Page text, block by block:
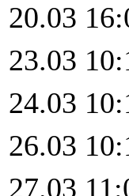
20.03
23.03
24.03
26.03
27.03